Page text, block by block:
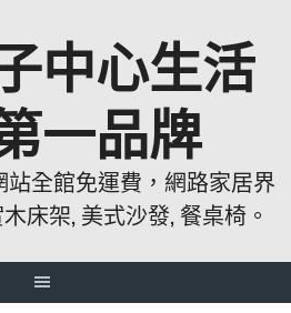
中心生活
一品牌
全館免運費，網路家居界
床架, 美式沙發, 餐桌椅。